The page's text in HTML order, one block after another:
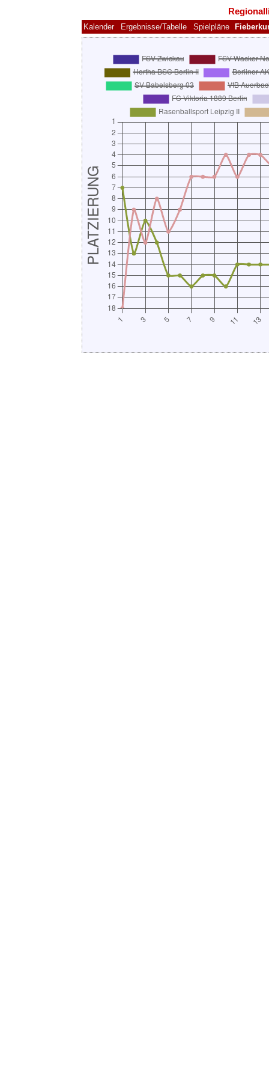
Kalender Ergebnisse/Tabelle Spielpläne